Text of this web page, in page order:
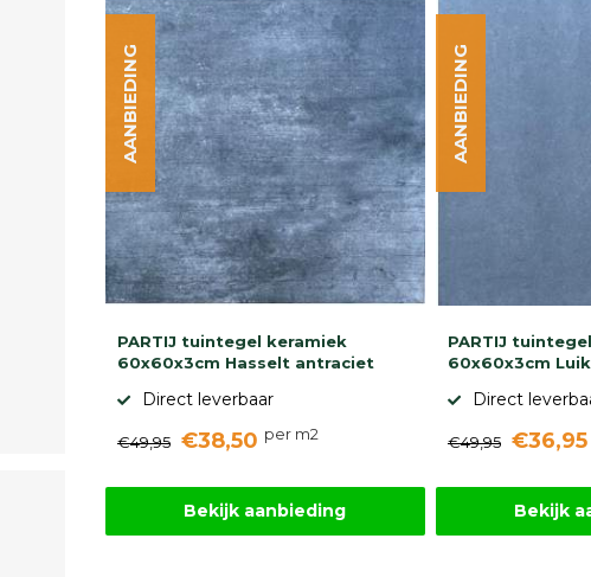
PARTIJ tuintegel keramiek
60x60x3cm Hasselt antraciet
Direct leverbaar
€49,95 €38,50 per m2
AANBIEDING
Bekijk aanbieding
PARTIJ
60x60x3cm
Direct
€49,95 €36,95
AANBIEDING
Bekijk